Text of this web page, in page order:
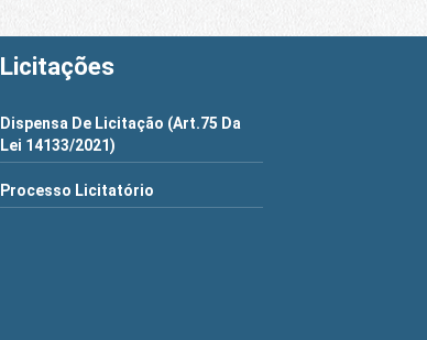
Licitações
Dispensa De Licitação (Art.75 Da
Lei 14133/2021)
Processo Licitatório